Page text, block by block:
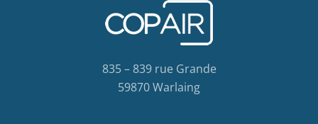
835 – 839 rue Grande
59870 Warlaing